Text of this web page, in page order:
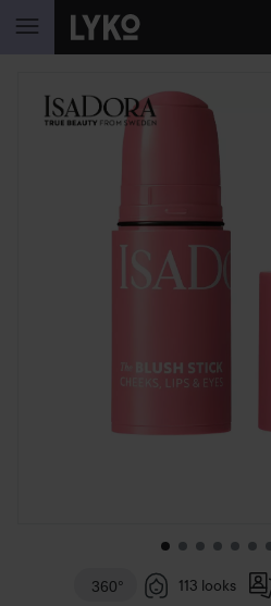
HOPPA TILL INNEHÅLLET
HOPPA ÖVER SEKTIONEN
360° 113 looks